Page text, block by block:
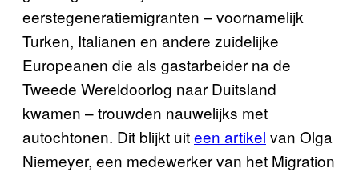
eerstegeneratiemigranten – voornamelijk
Turken, Italianen en andere zuidelijke
Europeanen die als gastarbeider na de
Tweede Wereldoorlog naar Duitsland
kwamen – trouwden nauwelijks met
autochtonen. Dit blijkt uiteen artikel van Olga
Niemeyer, een medewerker van het Migration